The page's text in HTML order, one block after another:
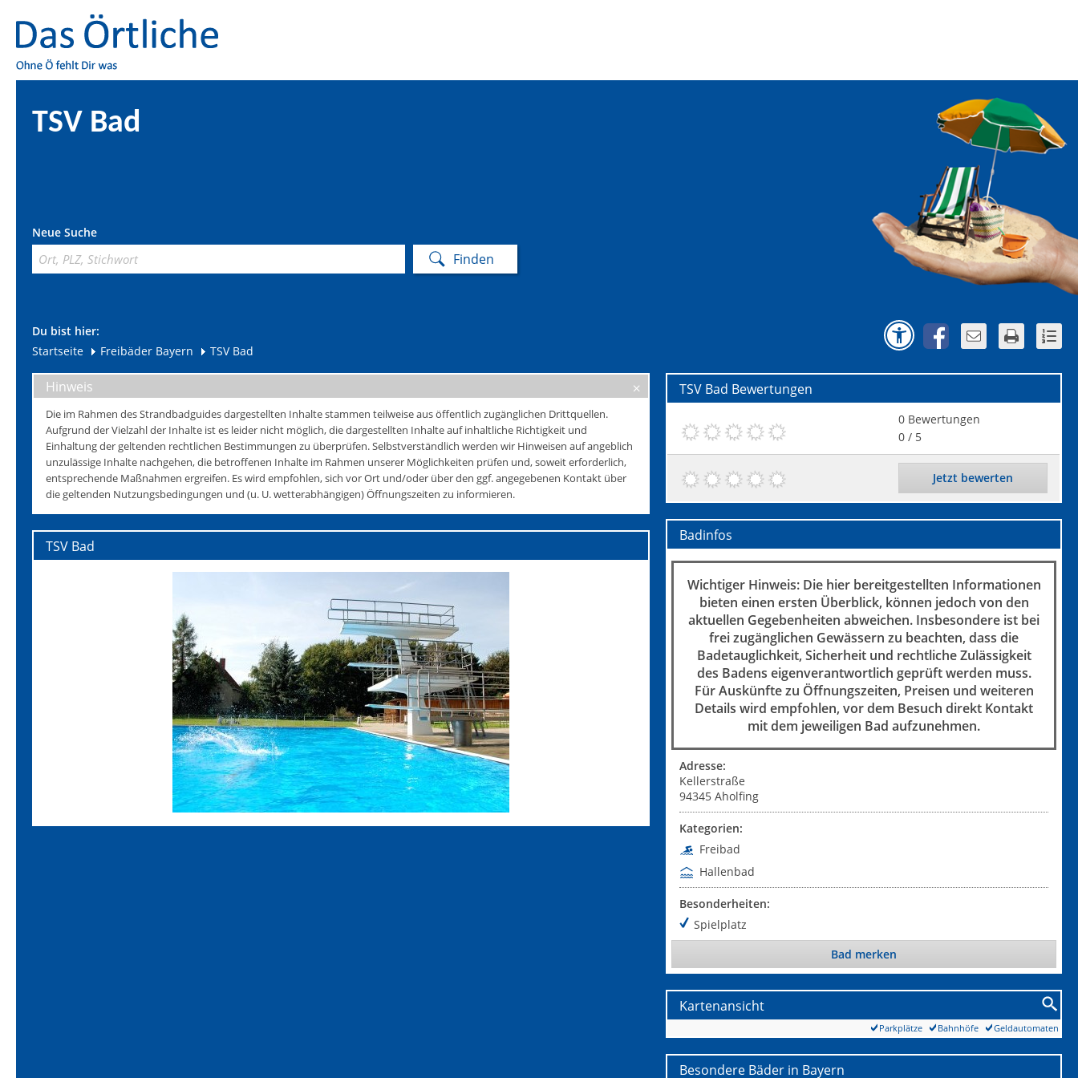
TSV Bad
Neue Suche
Du bist hier:
Startseite
Freibäder Bayern TSV Bad
Hinweis
Die im Rahmen des Strandbadguides dargestellten Inhalte stammen teilweise aus öffentlich zugänglichen Drittquellen.
Aufgrund der Vielzahl der Inhalte ist es leider nicht möglich, die dargestellten Inhalte auf inhaltliche Richtigkeit und
Einhaltung der geltenden rechtlichen Bestimmungen zu überprüfen. Selbstverständlich werden wir Hinweisen auf angeblich
unzulässige Inhalte nachgehen, die betroffenen Inhalte im Rahmen unserer Möglichkeiten prüfen und, soweit erforderlich,
entsprechende Maßnahmen ergreifen. Es wird empfohlen, sich vor Ort und/oder über den ggf. angegebenen Kontakt über
die geltenden Nutzungsbedingungen und (u. U. wetterabhängigen) Öffnungszeiten zu informieren.
TSV Bad
TSV Bad Bewertungen
0 Bewertungen
0 / 5
Jetzt bewerten
Badinfos
Wichtiger Hinweis: Die hier bereitgestellten Informationen
bieten einen ersten Überblick, können jedoch von den
aktuellen Gegebenheiten abweichen. Insbesondere ist bei
frei zugänglichen Gewässern zu beachten, dass die
Badetauglichkeit, Sicherheit und rechtliche Zulässigkeit
des Badens eigenverantwortlich geprüft werden muss.
Für Auskünfte zu Öffnungszeiten, Preisen und weiteren
Details wird empfohlen, vor dem Besuch direkt Kontakt
mit dem jeweiligen Bad aufzunehmen.
Adresse:
Kellerstraße
94345 Aholfing
Kategorien:
Freibad
Hallenbad
Besonderheiten:
Spielplatz
Bad merken
Kartenansicht
Geldautomaten
Bahnhöfe
Parkplätze
Besondere Bäder in Bayern